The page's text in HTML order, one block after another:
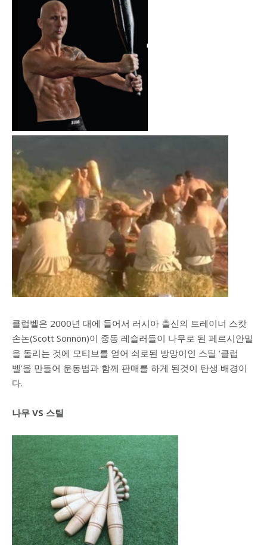
클럽벨은 2000년 대에 들어서 러시아 출신의 트레이너 스캇
손논(Scott Sonnon)이 중동 레슬러들이 나무로 된 페르시안밀
을 돌리는 것에 모티브를 얻어 쇠로된 방망이인 스틸 ‘클럽
벨’을 만들어 운동법과 함께 판매를 하게 된것이 탄생 배경이
다.
나무 VS 스틸